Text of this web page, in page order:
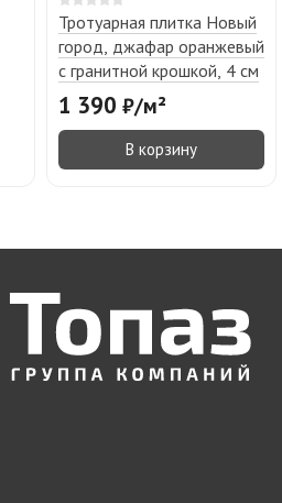
Тротуарная плитка Новый
город, джафар оранжевый
с гранитной крошкой, 4 см
1 390 ₽/м²
В корзину